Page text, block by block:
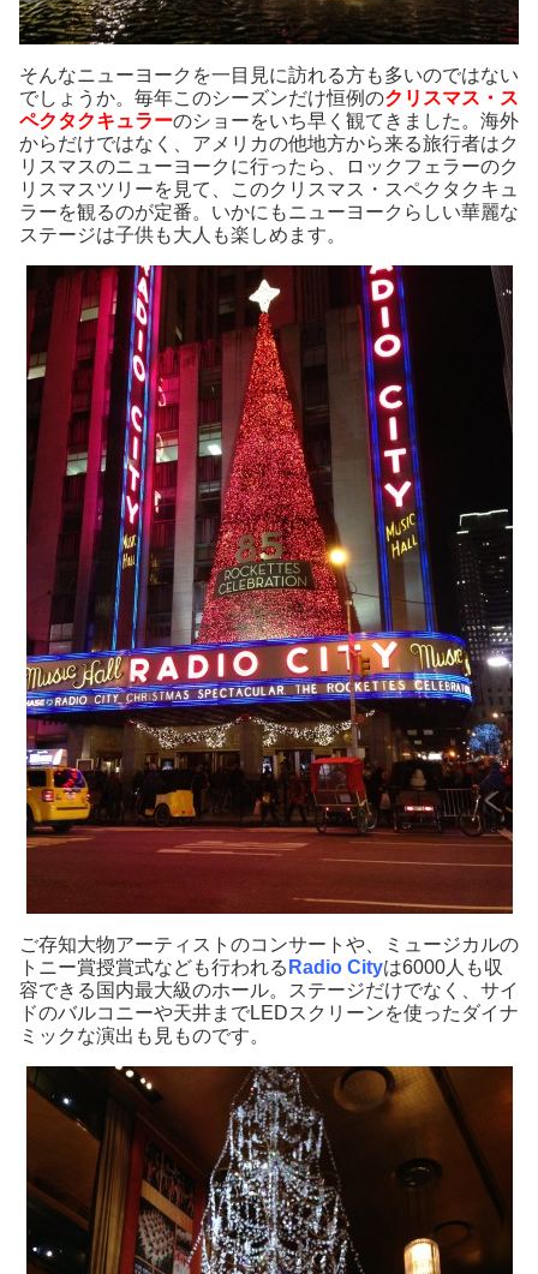
そんなニューヨークを一目見に訪れる方も多いのではない
でしょうか。毎年このシーズンだけ恒例のクリスマス・ス
ペクタクキュラーのショーをいち早く観てきました。海外
からだけではなく、アメリカの他地方から来る旅行者はク
リスマスのニューヨークに行ったら、ロックフェラーのク
リスマスツリーを見て、このクリスマス・スペクタクキュ
ラーを観るのが定番。いかにもニューヨークらしい華麗な
ステージは子供も大人も楽しめます。
ご存知大物アーティストのコンサートや、ミュージカルの
トニー賞授賞式なども行われる Radio Cityは6000人も収
容できる国内最大級のホール。ステージだけでなく、サイ
ドのバルコニーや天井までLEDスクリーンを使ったダイナ
ミックな演出も見ものです。